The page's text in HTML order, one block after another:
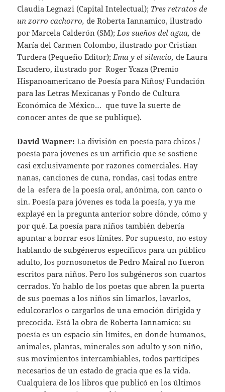
Claudia Legnazi (Capital Intelectual); Tres retratos de
un zorro cachorro, de Roberta Iannamico, ilustrado
por Marcela Calderón (SM);Los sueños del agua, de
María del Carmen Colombo, ilustrado por Cristian
Turdera (Pequeño Editor);Ema y el silencio, de Laura
Escudero, ilustrado por Roger Ycaza (Premio
Hispanoamericano de Poesía para Niños/ Fundación
para las Letras Mexicanas y Fondo de Cultura
Económica de México… que tuve la suerte de
conocer antes de que se publique).
David Wapner:La división en poesía para chicos /
poesía para jóvenes es un artificio que se sostiene
casi exclusivamente por razones comerciales. Hay
nanas, canciones de cuna, rondas, casi todas entre
de la esfera de la poesía oral, anónima, con canto o
sin. Poesía para jóvenes es toda la poesía, y ya me
explayé en la pregunta anterior sobre dónde, cómo y
por qué. La poesía para niños también debería
apuntar a borrar esos límites. Por supuesto, no estoy
hablando de subgéneros específicos para un público
adulto, los pornosonetos de Pedro Mairal no fueron
escritos para niños. Pero los subgéneros son cuartos
cerrados. Yo hablo de los poetas que abren la puerta
de sus poemas a los niños sin limarlos, lavarlos,
edulcorarlos o cargarlos de una emoción dirigida y
precocida. Está la obra de Roberta Iannamico: su
poesía es un espacio sin límites, en donde humanos,
animales, plantas, minerales son adulto y son niño,
sus movimientos intercambiables, todos partícipes
necesarios de un estado de gracia que es la vida.
Cualquiera de los libros que publicó en los últimos